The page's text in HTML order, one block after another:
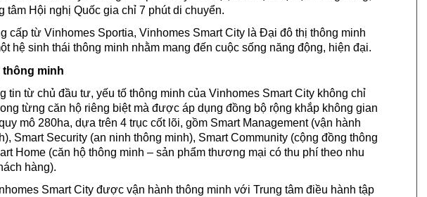
tâm Hội nghị Quốc gia chỉ 7 phút di chuyển.
cấp từ Vinhomes Sportia, Vinhomes Smart City là Đại đô thị thông minh
hệ sinh thái thông minh nhằm mang đến cuộc sống năng động, hiện đại.
minh
tin từ chủ đầu tư, yếu tố thông minh của Vinhomes Smart City không chỉ
từng căn hộ riêng biệt mà được áp dụng đồng bộ rộng khắp không gian
mô 280ha, dựa trên 4 trục cốt lõi, gồm Smart Management (vận hành
Smart Security (an ninh thông minh), Smart Community (cộng đồng thông
Home (căn hộ thông minh – sản phẩm thương mại có thu phí theo nhu
hàng).
Smart City được vận hành thông minh với Trung tâm điều hành tập